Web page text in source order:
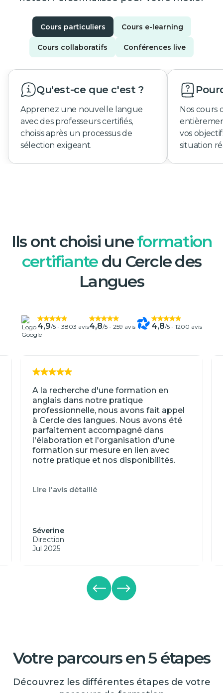
Cours particuliers Cours e-learning
Cours collaboratifs Conférences live
Qu'est-ce que c'est ?
Apprenez une nouvelle langue
avec des professeurs certifiés,
choisis après un processus de
sélection exigeant.
Nos cours
vos
situation
Ils ont choisi uneformation
certifiantedu Cercle des
Langues
4,9/5 - 3803 avis4,8/5 - 259 avis 4,8/5 - 1200 avis
A la recherche d'une formation en
anglais dans notre pratique
professionnelle, nous avons fait appel
à Cercle des langues. Nous avons été
parfaitement accompagné dans
l'élaboration et l'organisation d'une
formation sur mesure en lien avec
notre pratique et nos disponibilités.
Lire l'avis détaillé
Séverine
Direction
Jul 2025
Votre parcours en 5 étapes
Découvrez les différentes étapes de votre